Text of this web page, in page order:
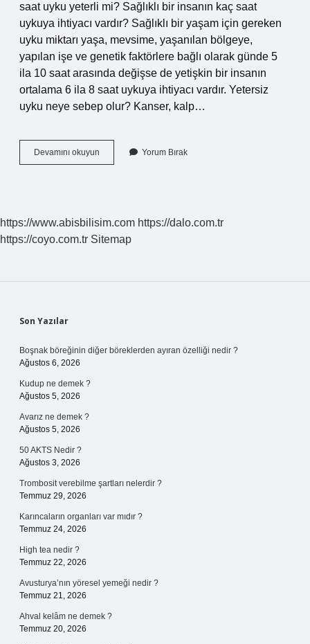
saat uyku yeterli mi? Sağlıklı bir insanın kaç saat
uykuya ihtiyacı vardır? Sağlıklı bir yaşam için gereken
uyku miktarı yaşa, mevsime, yaşanılan bölgeye,
yapılan işe ve genetik faktörlere bağlı olarak günde 5
ila 10 saat arasında değişse de yetişkin bir insanın
ortalama 6 ila 8 saat uykuya ihtiyacı vardır. Yetersiz
uyku neye sebep olur? Kanser, kalp…
Devamını okuyun
Uyuma
Yorum Bırak
https://www.abisbilisim.com https://dalo.com.tr
https://coyo.com.tr Sitemap
Sidebar
Son Yazılar
Boşnak böreğinin diğer böreklerden ayıran özelliği nedir ?
Ağustos 6, 2026
Kudup ne demek ?
Ağustos 5, 2026
Avarız ne demek ?
Ağustos 5, 2026
50 AKTS Nedir ?
Ağustos 3, 2026
Trombosit verebilme şartları nelerdir ?
Temmuz 29, 2026
Karıncaların organları var mıdır ?
Temmuz 24, 2026
High tea nedir ?
Temmuz 22, 2026
Avusturya’nın yöresel yemeği nedir ?
Temmuz 21, 2026
Ahval kelâm ne demek ?
Temmuz 20, 2026